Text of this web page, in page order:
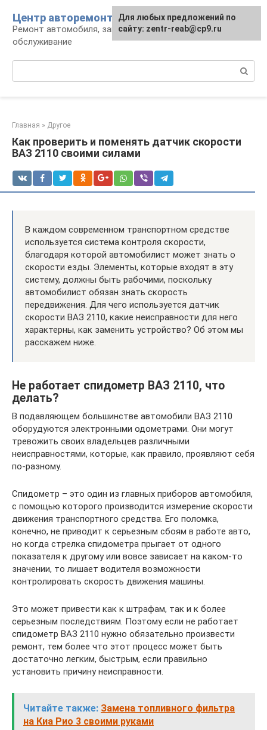
контенту
Центр авторемонта
Ремонт автомобиля, запчасти и
обслуживание
Главная » Другое
Как проверить и поменять датчик скорости
ВАЗ 2110 своими силами
В каждом современном транспортном средстве
используется система контроля скорости,
благодаря которой автомобилист может знать о
скорости езды. Элементы, которые входят в эту
систему, должны быть рабочими, поскольку
автомобилист обязан знать скорость
передвижения. Для чего используется датчик
скорости ВАЗ 2110, какие неисправности для него
характерны, как заменить устройство? Об этом мы
расскажем ниже.
Не работает спидометр ВАЗ 2110, что
делать?
В подавляющем большинстве автомобили ВАЗ 2110
оборудуются электронными одометрами. Они могут
тревожить своих владельцев различными
неисправностями, которые, как правило, проявляют себя
по-разному.
Спидометр – это один из главных приборов автомобиля,
с помощью которого производится измерение скорости
движения транспортного средства. Его поломка,
конечно, не приводит к серьезным сбоям в работе авто,
но когда стрелка спидометра прыгает от одного
показателя к другому или вовсе зависает на каком-то
значении, то лишает водителя возможности
контролировать скорость движения машины.
Это может привести как к штрафам, так и к более
серьезным последствиям. Поэтому если не работает
спидометр ВАЗ 2110 нужно обязательно произвести
ремонт, тем более что этот процесс может быть
достаточно легким, быстрым, если правильно
установить причину неисправности.
Читайте также: Замена топливного фильтра
на Киа Рио 3 своими руками
Для любых предложений по
сайту: zentr-reab@cp9.ru